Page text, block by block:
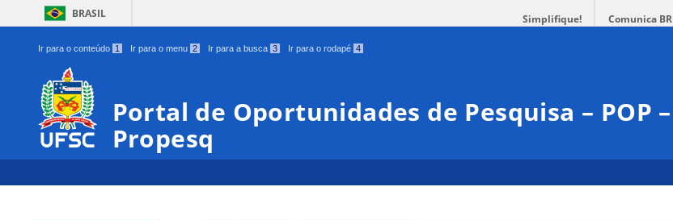
BRASIL Simplifique! Comunica BR
Ir para o conteúdo 1 Ir para o menu 2 Ir para a busca 3 Ir para o rodapé 4
Portal de Oportunidades de Pesquisa – POP –
Propesq